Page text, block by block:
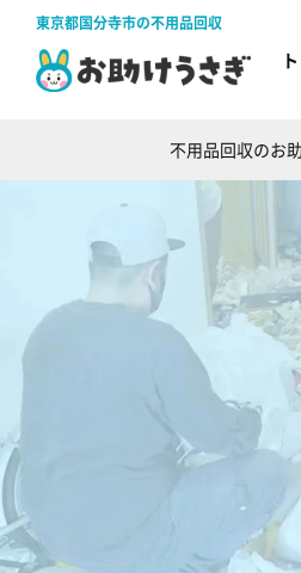
東京都国分寺市の不用品回収
不用品回収のお